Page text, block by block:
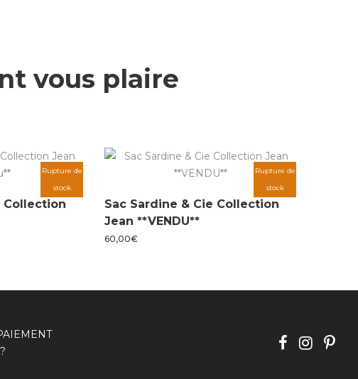
vous plaire
Rupture de
stock
Collection
Rupture de
stock
Sac Sardine & Cie Collection
Jean **VENDU**
60,00€